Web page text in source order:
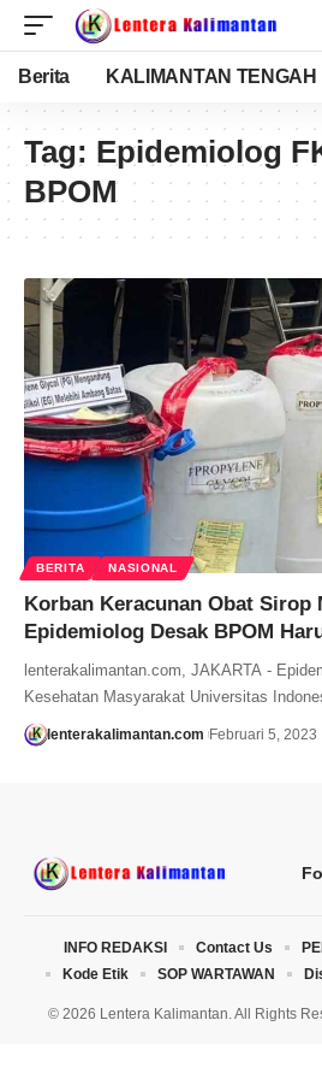
Berita KALIMANTAN TENGAH
Tag: Epidemiolog
BPOM
BERITA NASIONAL
Korban Keracunan Obat Sirop
Epidemiolog Desak BPOM
lenterakalimantan.com, JAKARTA -
Kesehatan Masyarakat Universitas
lenterakalimantan.com Februari 5, 2023
© 2026 Lentera Kalimantan. All Rights
INFO REDAKSI Contact Us
Kode Etik
SOP WARTAWAN